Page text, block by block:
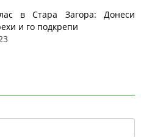
в Стара Загора: Донеси
и го подкрепи